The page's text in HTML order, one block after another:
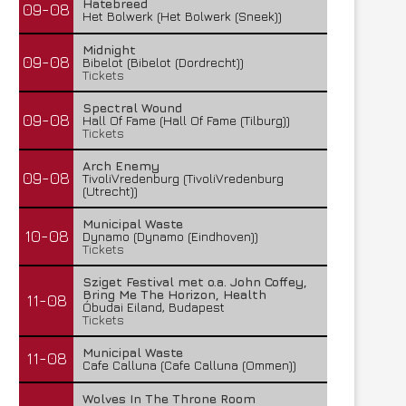
09-08
Hatebreed
Het Bolwerk (Het Bolwerk (Sneek))
09-08
Midnight
Bibelot (Bibelot (Dordrecht))
Tickets
09-08
Spectral Wound
Hall Of Fame (Hall Of Fame (Tilburg))
Tickets
09-08
Arch Enemy
TivoliVredenburg (TivoliVredenburg
(Utrecht))
10-08
Municipal Waste
Dynamo (Dynamo (Eindhoven))
Tickets
11-08
Sziget Festival met o.a. John Coffey,
Bring Me The Horizon, Health
Óbudai Eiland, Budapest
Tickets
11-08
Municipal Waste
Cafe Calluna (Cafe Calluna (Ommen))
Wolves In The Throne Room